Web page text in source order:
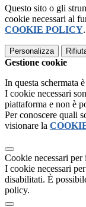
Questo sito o gli
cookie necessari al
COOKIE POLICY.
Personalizza
Gestione cookie
In questa schermata
I cookie necessari
piattaforma e non è
Per conoscere quali
visionare la
Cookie necessari
I cookie necessari
disabilitati. È
policy.